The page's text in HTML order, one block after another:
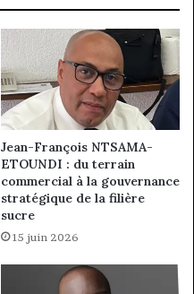
Jean-François NTSAMA-
ETOUNDI : du terrain
commercial à la gouvernance
stratégique de la filière
sucre
15 juin 2026